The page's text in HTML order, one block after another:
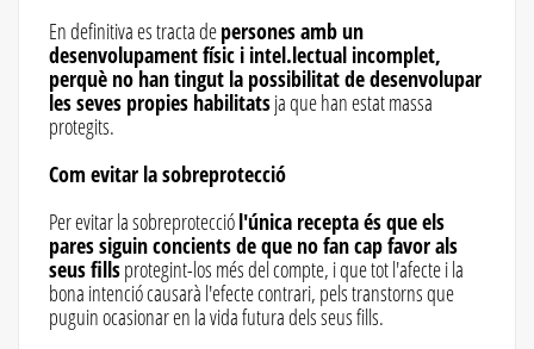
En definitiva es tracta depersones amb un
desenvolupament físic i intel.lectual incomplet,
perquè no han tingut la possibilitat de desenvolupar
les seves propies habilitatsja que han estat massa
protegits.
Com evitar la sobreprotecció
Per evitar la sobreprotecciól'única recepta és que els
pares siguin concients de que no fan cap favor als
seus fillsprotegint-los més del compte, i que tot l'afecte i la
bona intenció causarà l'efecte contrari, pels transtorns que
puguin ocasionar en la vida futura dels seus fills.